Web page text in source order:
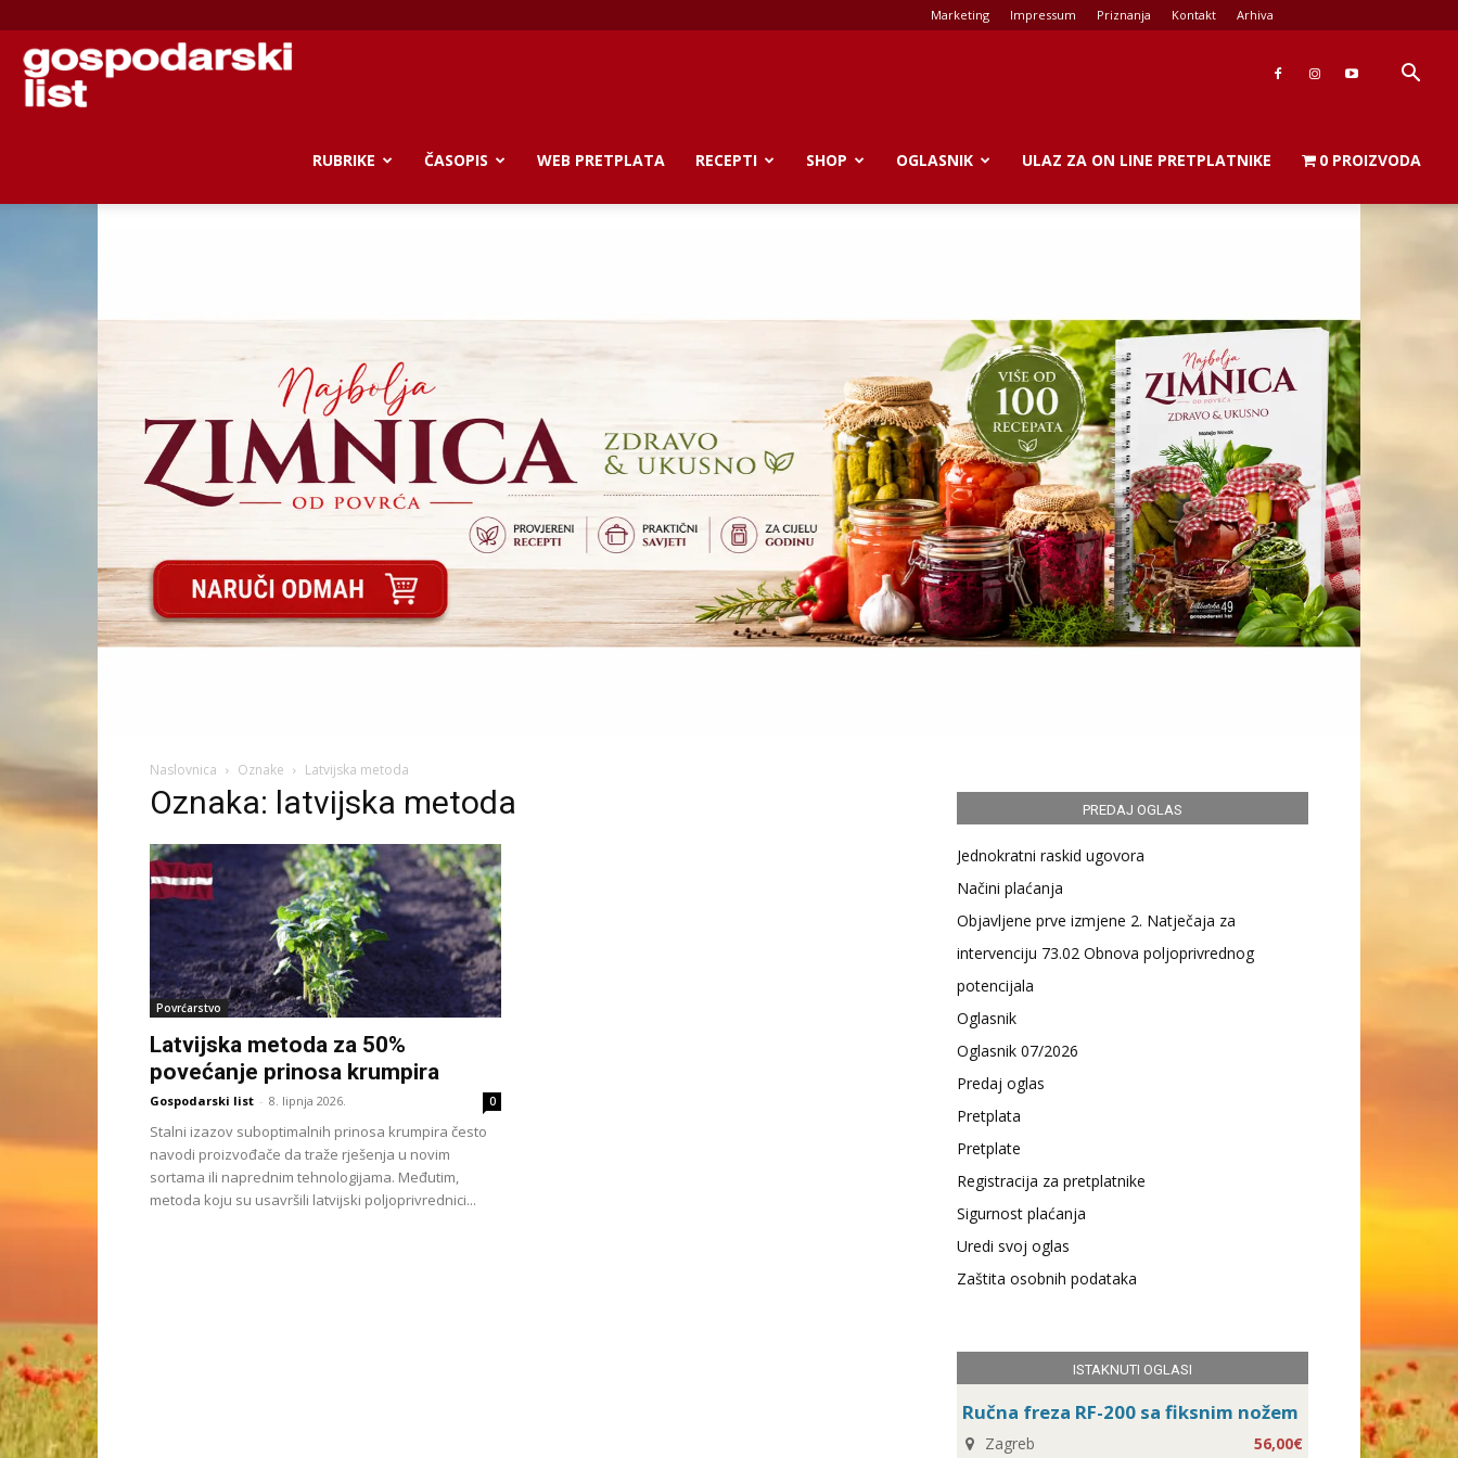
Marketing Impressum Priznanja Kontakt Arhiva
Gospodarski
RUBRIKE ČASOPIS WEB PRETPLATA RECEPTI SHOP OGLASNIK ULAZ ZA ON LINE PRETPLATNIKE 0 PROIZVODA
Naslovnica Oznake Latvijska metoda
Oznaka: latvijska metoda
Povrćarstvo
Latvijska metoda za 50%
povećanje prinosa krumpira
Gospodarski list - 8. lipnja 2026. 0
Stalni izazov suboptimalnih prinosa krumpira često
navodi proizvođače da traže rješenja u novim
sortama ili naprednim tehnologijama. Međutim,
metoda koju su usavršili latvijski poljoprivrednici...
PREDAJ OGLAS
Jednokratni raskid ugovora
Načini plaćanja
Objavljene prve izmjene 2. Natječaja za
intervenciju 73.02 Obnova poljoprivrednog
potencijala
Oglasnik
Oglasnik 07/2026
Predaj oglas
Pretplata
Pretplate
Registracija za pretplatnike
Sigurnost plaćanja
Uredi svoj oglas
Zaštita osobnih podataka
ISTAKNUTI OGLASI
Ručna freza RF-200 sa fiksnim nožem
Zagreb 56,00€